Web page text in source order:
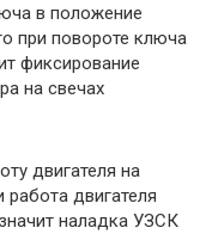
в положение
при повороте ключа
фиксирование
на свечах
двигателя на
двигателя
наладка УЗСК